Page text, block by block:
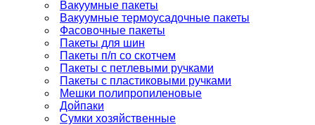
Вакуумные пакеты
Вакуумные термоусадочные пакеты
Фасовочные пакеты
Пакеты для шин
Пакеты п/п со скотчем
Пакеты с петлевыми ручками
Пакеты с пластиковыми ручками
Мешки полипропиленовые
Дойпаки
Сумки хозяйственные